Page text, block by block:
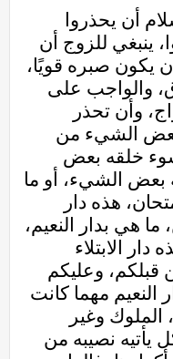
أن يحذروا
ينبغي للزوج أن
يكون صبره قويًا،
والواجب على
وأن تحذر
بعض الشيء من
خلقه بعض
بعض الشيء، أو ما
هذه دار
ما هي بدار النعيم،
الابتلاء
قبلكم، وعليكم
مهما كانت
الملوك وغير
يأتيه نصيبه من